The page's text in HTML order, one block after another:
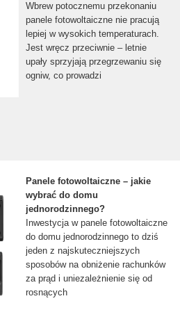
Wbrew potocznemu przekonaniu
panele fotowoltaiczne nie pracują
lepiej w wysokich temperaturach.
Jest wręcz przeciwnie – letnie
upały sprzyjają przegrzewaniu się
ogniw, co prowadzi
Panele fotowoltaiczne – jakie
wybrać do domu
jednorodzinnego?
Inwestycja w panele fotowoltaiczne
do domu jednorodzinnego to dziś
jeden z najskuteczniejszych
sposobów na obniżenie rachunków
za prąd i uniezależnienie się od
rosnących